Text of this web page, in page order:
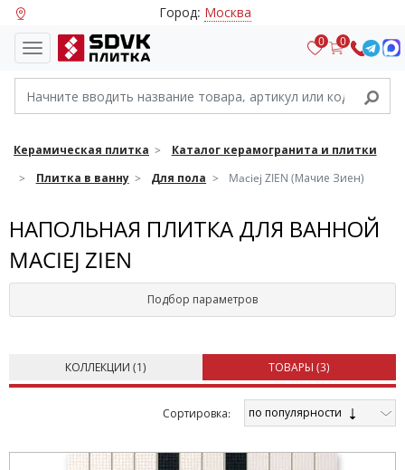
Город: Москва
0 0
Керамическая плитка
Каталог керамогранита и плитки
Плитка в ванну
Для пола Maciej ZIEN (Мачие Зиен)
НАПОЛЬНАЯ ПЛИТКА ДЛЯ ВАННОЙ
MACIEJ ZIEN
Подбор параметров
КОЛЛЕКЦИИ (1) ТОВАРЫ (3)
Cортировка: по популярности